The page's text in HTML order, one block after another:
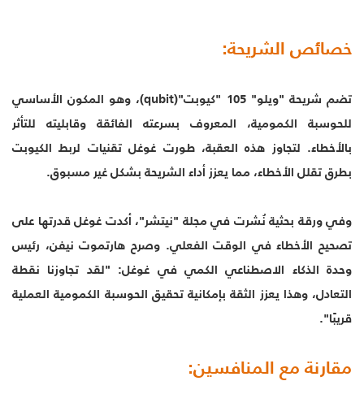
خصائص الشريحة:
تضم شريحة "ويلو" 105 "كيوبت"(qubit)، وهو المكون الأساسي
للحوسبة الكمومية، المعروف بسرعته الفائقة وقابليته للتأثر
بالأخطاء. لتجاوز هذه العقبة، طورت غوغل تقنيات لربط الكيوبت
بطرق تقلل الأخطاء، مما يعزز أداء الشريحة بشكل غير مسبوق.
وفي ورقة بحثية نُشرت في مجلة "نيتشر"، أكدت غوغل قدرتها على
تصحيح الأخطاء في الوقت الفعلي. وصرح هارتموت نيفن، رئيس
وحدة الذكاء الاصطناعي الكمي في غوغل: "لقد تجاوزنا نقطة
التعادل، وهذا يعزز الثقة بإمكانية تحقيق الحوسبة الكمومية العملية
قريبًا".
مقارنة مع المنافسين: